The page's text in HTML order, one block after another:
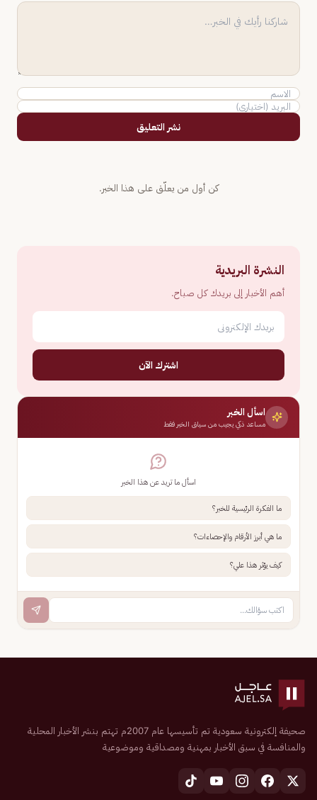
نشر التعليق
كن أول من يعلّق على هذا الخبر.
النشرة البريدية
أهم الأخبار إلى بريدك كل صباح.
اشترك الآن
اسأل الخبر
مساعد ذكي يجيب من سياق الخبر فقط
اسأل ما تريد عن هذا الخبر
ما الفكرة الرئيسية للخبر؟
ما هي أبرز الأرقام والإحصاءات؟
كيف يؤثر هذا علي؟
صحيفة إلكترونية سعودية تم تأسيسها عام 2007م تهتم بنشر الأخبار المحلية
والمنافسة في سبق الأخبار بمهنية ومصداقية وموضوعية